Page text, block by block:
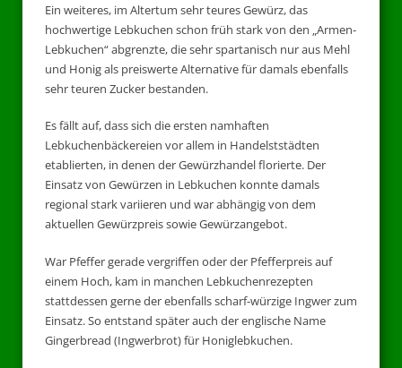
Ein weiteres, im Altertum sehr teures Gewürz, das
hochwertige Lebkuchen schon früh stark von den „Armen-
Lebkuchen“ abgrenzte, die sehr spartanisch nur aus Mehl
und Honig als preiswerte Alternative für damals ebenfalls
sehr teuren Zucker bestanden.
Es fällt auf, dass sich die ersten namhaften
Lebkuchenbäckereien vor allem in Handelststädten
etablierten, in denen der Gewürzhandel florierte. Der
Einsatz von Gewürzen in Lebkuchen konnte damals
regional stark variieren und war abhängig von dem
aktuellen Gewürzpreis sowie Gewürzangebot.
War Pfeffer gerade vergriffen oder der Pfefferpreis auf
einem Hoch, kam in manchen Lebkuchenrezepten
stattdessen gerne der ebenfalls scharf-würzige Ingwer zum
Einsatz. So entstand später auch der englische Name
Gingerbread (Ingwerbrot) für Honiglebkuchen.